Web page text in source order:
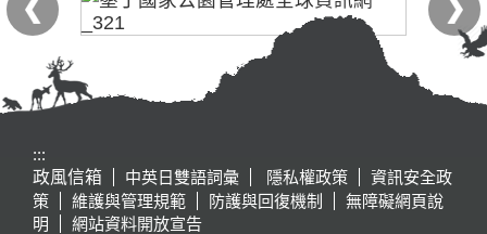
:::
政風信箱
中英日雙語詞彙 隱私權政策
資訊安全政
策
維護與管理規範 防護與回復機制
無障礙網頁說
明
網站資料開放宣告